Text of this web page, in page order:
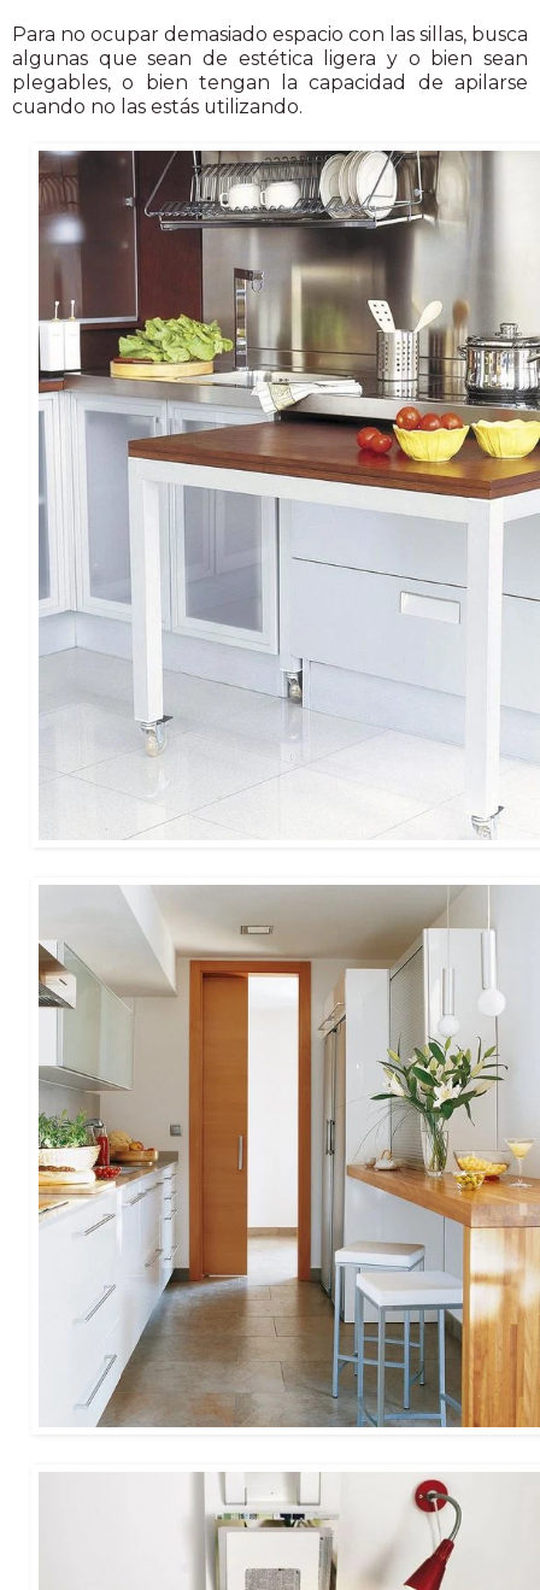
Para no ocupar demasiado espacio con las sillas, busca
algunas que sean de estética ligera y o bien sean
plegables, o bien tengan la capacidad de apilarse
cuando no las estás utilizando.